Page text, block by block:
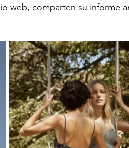
web, comparten su informe